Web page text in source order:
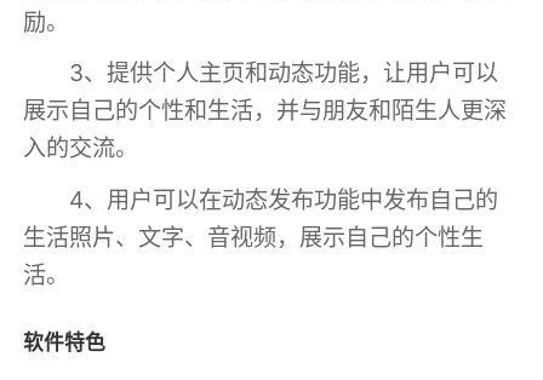
励。
3、提供个人主页和动态功能，让用户可以
展示自己的个性和生活，并与朋友和陌生人更深
入的交流。
4、用户可以在动态发布功能中发布自己的
生活照片、文字、音视频，展示自己的个性生
活。
软件特色